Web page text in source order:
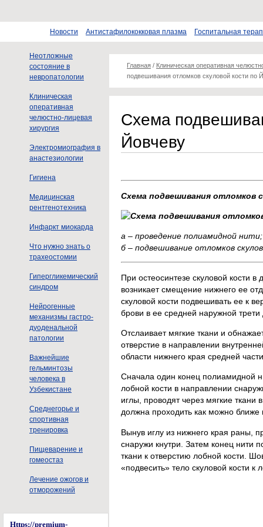
Новости Антистафилококковая плазма Госпитальная
Неотложные
состояние в
невропатологии
Клиническая
оперативная
челюстно-лицевая
хирургия
Электромиография в
анастезиологии
Гигиена
Медицинская
рентгенотехника
Инфаркт миокарда
Что нужно знать о
трахеостомии
Гипергликемический
синдром
Нейрогенные
механизмы гастро-
дуоденальной
патологии
Важнейшие
гельминтозы
человека в
Узбекистане
Среднегорье и
спортивная
тренировка
Пищеварение и
гомеостаз
Лечение ожогов и
отморожений
Https://premium-
Главная / Клиническая оперативная
подвешивания отломков скуловой кости по
Схема
Йовчеву
Схема подвешивания отломков
а – проведение полиамидной нити;
б – подвешивание отломков
При остеосинтезе скуловой кости
возникает смещение нижнего ее
скуловой кости подвешивать ее к
брови в ее средней наружной
Отслаивает мягкие ткани и
отверстие в направлении
области нижнего края средней
Сначала один конец полиамидной
лобной кости в направлении
иглы, проводят через мягкие ткани
должна проходить как можно ближе
Вынув иглу из нижнего края раны,
снаружи кнутри. Затем конец нити
ткани к отверстию лобной кости.
«подвесить» тело скуловой кости к